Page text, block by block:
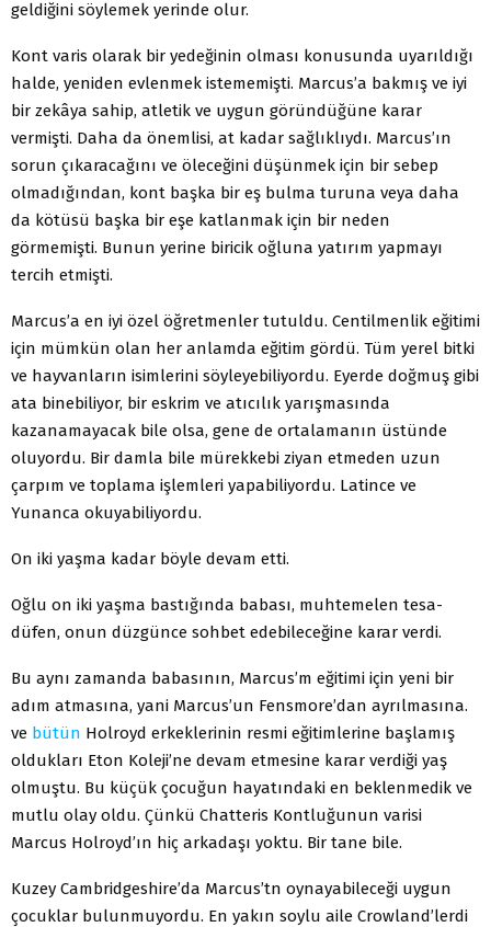
geldiğini söylemek yerinde olur.
Kont varis olarak bir yedeğinin olması konusunda uya­rıldığı
halde, yeniden evlenmek istememişti. Marcus’a bakmış ve iyi
bir zekâya sahip, atletik ve uygun göründü­ğüne karar
vermişti. Daha da önemlisi, at kadar sağlıklıydı. Marcus’ın
sorun çıkaracağını ve öleceğini düşünmek için bir sebep
olmadığından, kont başka bir eş bulma turuna veya daha
da kötüsü başka bir eşe katlanmak için bir neden
görmemişti. Bunun yerine biricik oğluna yatırım yapmayı
tercih etmişti.
Marcus’a en iyi özel öğretmenler tutuldu. Centilmen­lik eğitimi
için mümkün olan her anlamda eğitim gördü. Tüm yerel bitki
ve hayvanların isimlerini söyleyebiliyor­du. Eyerde doğmuş gibi
ata binebiliyor, bir eskrim ve atı­cılık yarışmasında
kazanamayacak bile olsa, gene de ortala­manın üstünde
oluyordu. Bir damla bile mürekkebi ziyan etmeden uzun
çarpım ve toplama işlemleri yapabiliyordu. Latince ve
Yunanca okuyabiliyordu.
On iki yaşma kadar böyle devam etti.
Oğlu on iki yaşma bastığında babası, muhtemelen tesa­
düfen, onun düzgünce sohbet edebileceğine karar verdi.
Bu aynı zamanda babasının, Marcus’m eğitimi için yeni bir
adım atmasına, yani Marcus’un Fensmore’dan ayrıl­masına.
ve bütün Holroyd erkeklerinin resmi eğitimlerine başlamış
oldukları Eton Koleji’ne devam etmesine karar verdiği yaş
olmuştu. Bu küçük çocuğun hayatındaki en beklenmedik ve
mutlu olay oldu. Çünkü Chatteris Kont­luğunun varisi
Marcus Holroyd’ın hiç arkadaşı yoktu. Bir tane bile.
Kuzey Cambridgeshire’da Marcus’tn oynayabilece­ği uygun
çocuklar bulunmuyordu. En yakın soylu aile Crowland’lerdi